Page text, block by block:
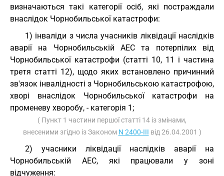
визначаються такі категорії осіб, які постраждали
внаслідок Чорнобильської катастрофи:
1) інваліди з числа учасників ліквідації наслідків
аварії на Чорнобильській АЕС та потерпілих від
Чорнобильської катастрофи (статті 10, 11 і частина
третя статті 12), щодо яких встановлено причинний
зв'язок інвалідності з Чорнобильською катастрофою,
хворі внаслідок Чорнобильської катастрофи на
променеву хворобу, - категорія 1;
( Пункт 1 частини першої статті 14 із змінами,
внесеними згідно із Законом N 2400-III від 26.04.2001 )
2) учасники ліквідації наслідків аварії на
Чорнобильській АЕС, які працювали у зоні
відчуження: